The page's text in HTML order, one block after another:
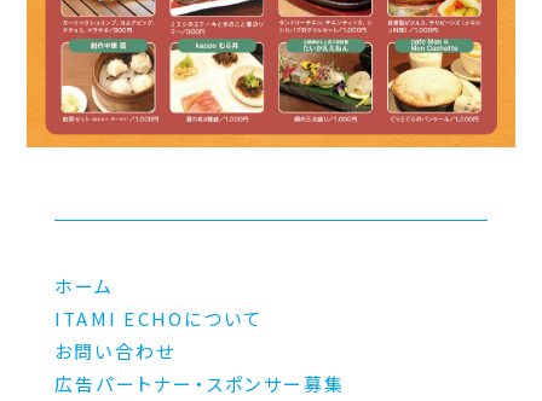
ホーム
ITAMI ECHOについて
お問い合わせ
広告パートナー・スポンサー募集